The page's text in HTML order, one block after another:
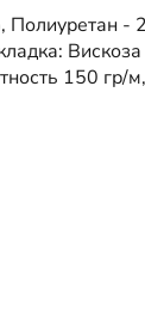
Полиуретан -
150 гр/